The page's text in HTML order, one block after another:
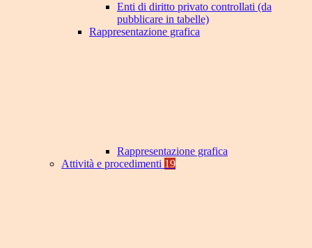
Enti di diritto privato controllati (da
pubblicare in tabelle)
Rappresentazione grafica
Rappresentazione grafica
Attività e procedimenti 19